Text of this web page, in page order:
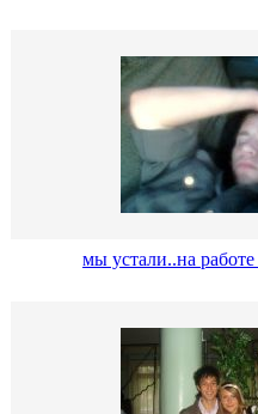
мы устали..на